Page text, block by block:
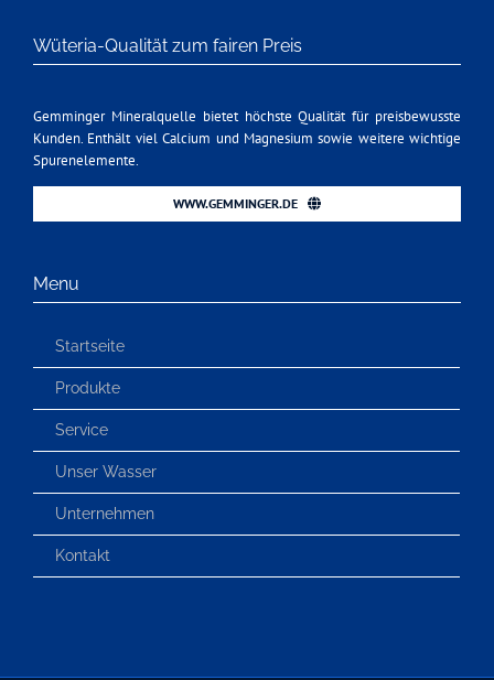
Wüteria-Qualität zum fairen Preis
Gemminger Mineralquelle bietet höchste Qualität für preisbewusste
Kunden. Enthält viel Calcium und Magnesium sowie weitere wichtige
Spurenelemente.
WWW.GEMMINGER.DE
Menu
Startseite
Produkte
Service
Unser Wasser
Unternehmen
Kontakt